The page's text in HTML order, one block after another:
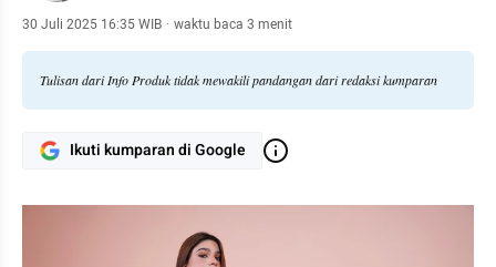
30 Juli 2025 16:35 WIB · waktu baca 3 menit
Tulisan dari Info Produk tidak mewakili pandangan dari redaksi kumparan
Ikuti kumparan di Google